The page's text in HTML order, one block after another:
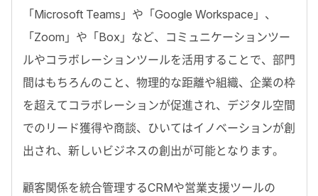
「Microsoft Teams」や「Google Workspace」、
「Zoom」や「Box」など、コミュニケーションツー
ルやコラボレーションツールを活用することで、部門
間はもちろんのこと、物理的な距離や組織、企業の枠
を超えてコラボレーションが促進され、デジタル空間
でのリード獲得や商談、ひいてはイノベーションが創
出され、新しいビジネスの創出が可能となります。
顧客関係を統合管理するCRMや営業支援ツールの